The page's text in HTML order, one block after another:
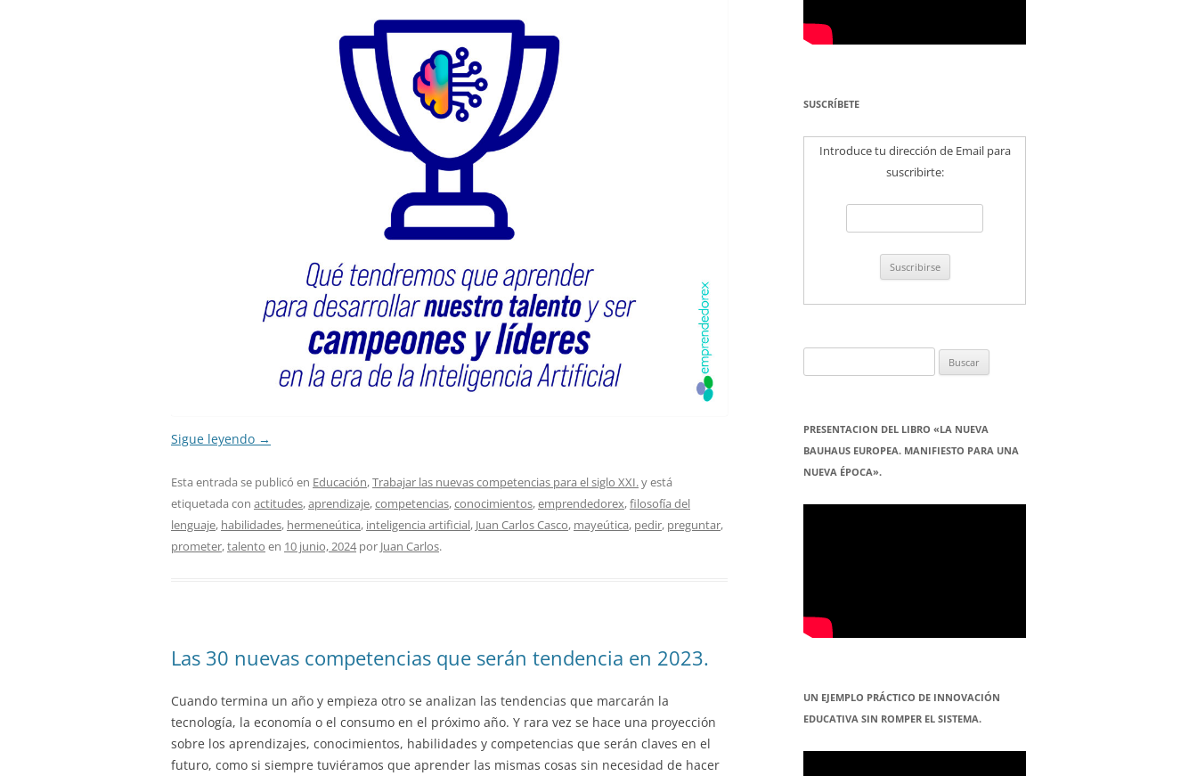
Sigue leyendo →
Esta entrada se publicó en Educación,Trabajar las nuevas competencias para el siglo XXI.y está
etiquetada con actitudes,aprendizaje,competencias,conocimientos,emprendedorex,filosofía del
lenguaje, habilidades, hermeneútica, inteligencia artificial, Juan Carlos Casco, mayeútica, pedir, preguntar,
prometer,talento en 10 junio, 2024por Juan Carlos.
Las 30 nuevas competencias que serán tendencia en 2023.
Cuando termina un año y empieza otro se analizan las tendencias que marcarán la
tecnología, la economía o el consumo en el próximo año. Y rara vez se hace una proyección
sobre los aprendizajes, conocimientos, habilidades y competencias que serán claves en el
futuro, como si siempre tuviéramos que aprender las mismas cosas sin necesidad de hacer
SUSCRÍBETE
Introduce tu dirección de Email para
suscribirte:
PRESENTACION DEL LIBRO «LA NUEVA
BAUHAUS EUROPEA. MANIFIESTO PARA UNA
NUEVA ÉPOCA».
UN EJEMPLO PRÁCTICO DE INNOVACIÓN
EDUCATIVA SIN ROMPER EL SISTEMA.